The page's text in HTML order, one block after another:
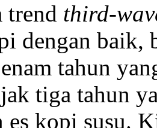
trend third-
dengan baik,
tahun
tiga tahun
es kopi susu.